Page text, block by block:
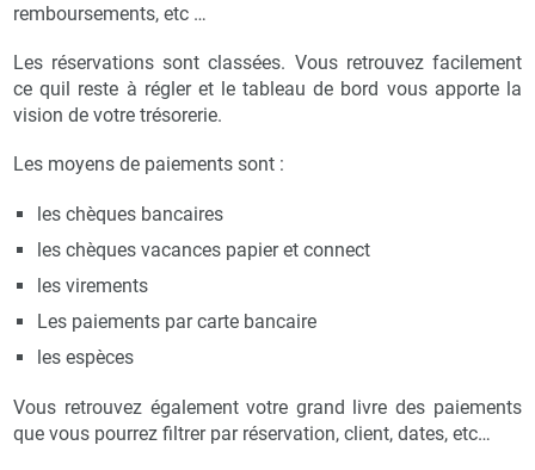
remboursements, etc …
Les réservations sont classées. Vous retrouvez facilement
ce quil reste à régler et le tableau de bord vous apporte la
vision de votre trésorerie.
Les moyens de paiements sont :
les chèques bancaires
les chèques vacances papier et connect
les virements
Les paiements par carte bancaire
les espèces
Vous retrouvez également votre grand livre des paiements
que vous pourrez filtrer par réservation, client, dates, etc…